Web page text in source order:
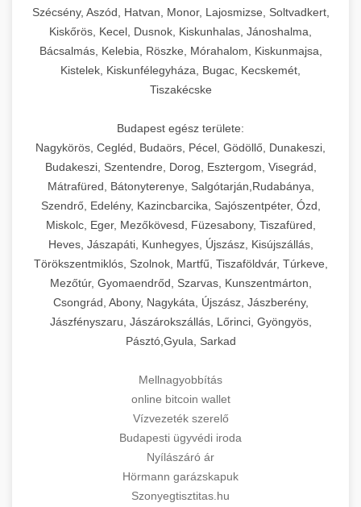
Szécsény, Aszód, Hatvan, Monor, Lajosmizse, Soltvadkert,
Kiskőrös, Kecel, Dusnok, Kiskunhalas, Jánoshalma,
Bácsalmás, Kelebia, Röszke, Mórahalom, Kiskunmajsa,
Kistelek, Kiskunfélegyháza, Bugac, Kecskemét,
Tiszakécske
Budapest egész területe:
Nagykörös, Cegléd, Budaörs, Pécel, Gödöllő, Dunakeszi,
Budakeszi, Szentendre, Dorog, Esztergom, Visegrád,
Mátrafüred, Bátonyterenye, Salgótarján,Rudabánya,
Szendrő, Edelény, Kazincbarcika, Sajószentpéter, Ózd,
Miskolc, Eger, Mezőkövesd, Füzesabony, Tiszafüred,
Heves, Jászapáti, Kunhegyes, Újszász, Kisújszállás,
Törökszentmiklós, Szolnok, Martfű, Tiszaföldvár, Túrkeve,
Mezőtúr, Gyomaendrőd, Szarvas, Kunszentmárton,
Csongrád, Abony, Nagykáta, Újszász, Jászberény,
Jászfényszaru, Jászárokszállás, Lőrinci, Gyöngyös,
Pásztó,Gyula, Sarkad
Mellnagyobbítás
online bitcoin wallet
Vízvezeték szerelő
Budapesti ügyvédi iroda
Nyílászáró ár
Hörmann garázskapuk
Szonyegtisztitas.hu